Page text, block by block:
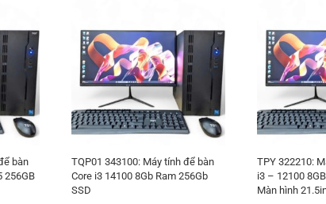
bàn
256GB
TQP01 343100: Máy tính để bàn
Core i3 14100 8Gb Ram 256Gb
SSD
TPY 322210:
i3 – 12100
Màn hình